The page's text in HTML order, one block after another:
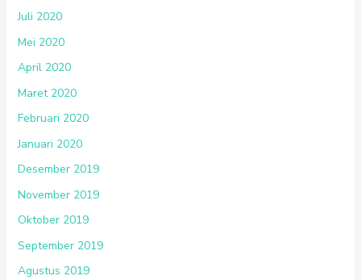
Juli 2020
Mei 2020
April 2020
Maret 2020
Februari 2020
Januari 2020
Desember 2019
November 2019
Oktober 2019
September 2019
Agustus 2019